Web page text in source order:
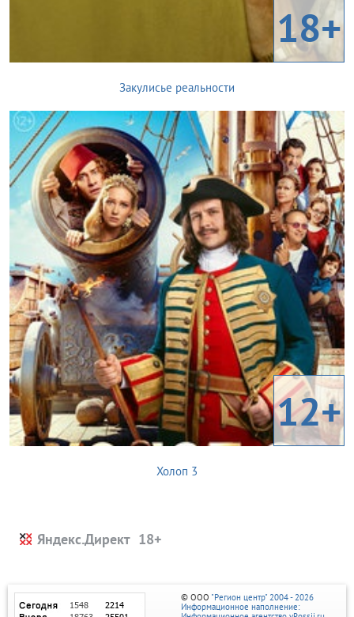
18+
Закулисье реальности
12+
Холоп 3
Яндекс.Директ
© ООО "Регион центр" 2004 - 2026
Информационное наполнение: